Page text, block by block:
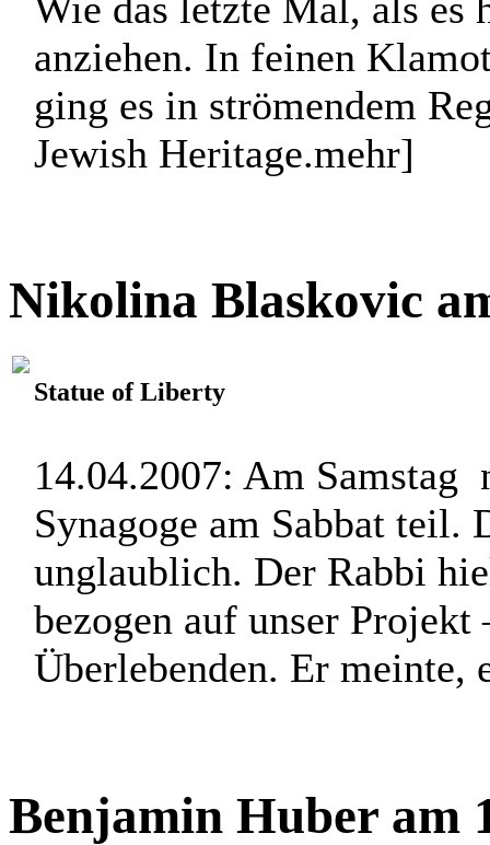
anziehen. In feinen
ging es in strömendem
Jewish Heritage.mehr]
Nikolina Blaskovic
Statue of Liberty
14.04.2007: Am Samstag
Synagoge am Sabbat teil.
unglaublich. Der Rabbi
bezogen auf unser
Überlebenden. Er meinte,
Benjamin Huber am